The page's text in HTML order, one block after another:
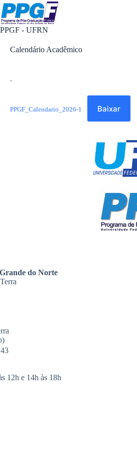
Pular
para
o
conteúdo
PPGF - UFRN
Calendário Acadêmico
.
PPGF_Calendario_2026-1 Baixar
do Norte
12h e 14h às 18h